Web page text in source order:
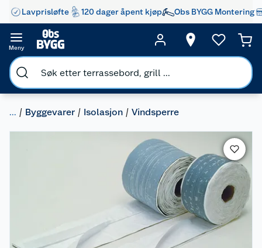
Lavprisløfte 120 dager åpent kjøp Obs BYGG Montering
Meny
... Byggevarer Isolasjon Vindsperre